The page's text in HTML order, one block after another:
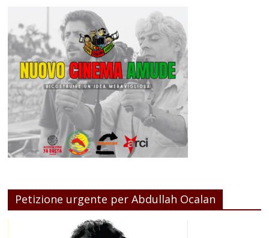
Petizione urgente per Abdullah Ocalan